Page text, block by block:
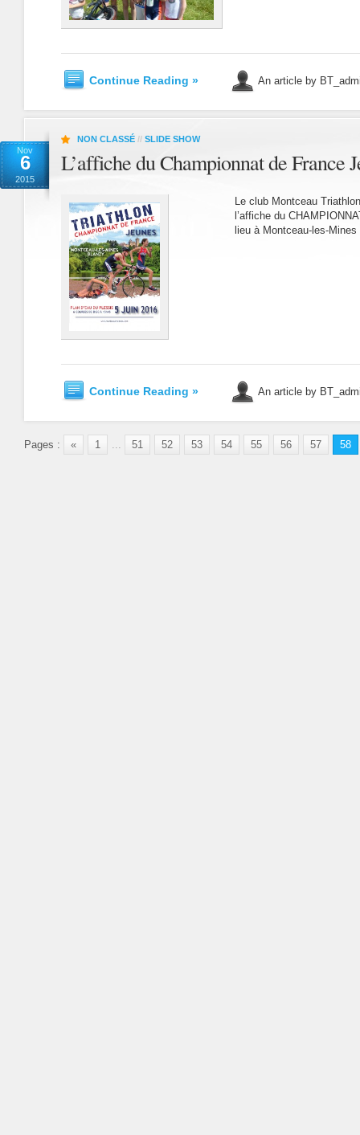
Continue Reading » An article by
Nov
6
2015
NON CLASSÉ // SLIDE SHOW
L’affiche du Championnat de France
Le club Montceau
l’affiche du
lieu à Montceau-les-
Continue Reading » An article by
Pages : « 1 ... 51 52 53 54 55 56 57 58